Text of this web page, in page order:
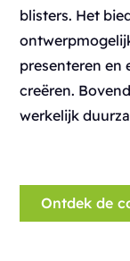
blisters. Het
presenteren en
creëren.
werkelijk
Ontdek de